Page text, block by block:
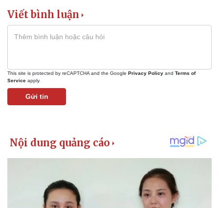
Kinh tế
Bất động sản
Giá vàng
Chứng khoán
Giá cà phê
Viết bình luận
This site is protected by reCAPTCHA and the Google Privacy Policy and Terms of
Service apply.
Gửi tin